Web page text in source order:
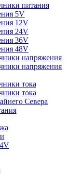
питания
5V
12V
24V
36V
48V
напряжения
напряжения
тока
тока
Севера